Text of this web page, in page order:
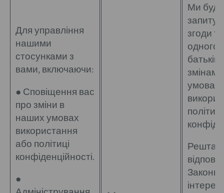
Для управління
нашими
стосунками з
вами, включаючи:
● Сповіщення вас
про зміни в
наших умовах
використання
або політиці
конфіденційності.
●
Ми
згоди
одного
батьків/
умовах
політиці
Решта